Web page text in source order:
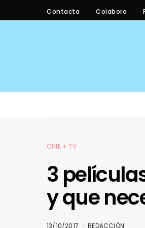
Contacta Colabora
CINE + TV
3
y que
13/10/2017 REDACCIÓN